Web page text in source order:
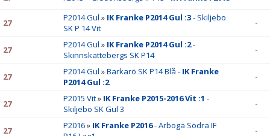
27 P2014 Gul » IK Franke P2014 Gul :3- Skiljebo
SK P 14 Vit
-
27 P2014 Gul » IK Franke P2014 Gul :2-
Skinnskattebergs SK P14
-
27 P2014 Gul »Barkarö SK P14 Blå - IK Franke
P2014 Gul :2
-
27 P2015 Vit» IK Franke P2015-2016 Vit :1 -
Skiljebo SK Gul 3
-
27 P2016» IK Franke P2016- Arboga Södra IF
-